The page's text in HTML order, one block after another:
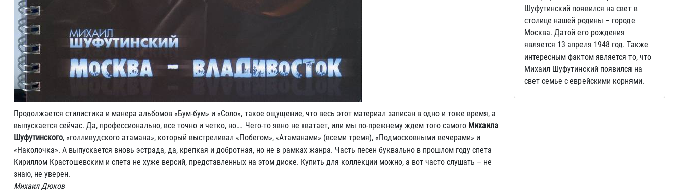
Продолжается стилистика и манера альбомов «Бум-бум» и «Соло», такое ощущение, что весь этот материал записан в одно и тоже время, а
выпускается сейчас. Да, профессионально, все точно и четко, но…. Чего-то явно не хватает, или мы по-прежнему ждем того самого Михаила
Шуфутинского, «голливудского атамана», который выстреливал «Побегом», «Атаманами» (всеми тремя), «Подмосковными вечерами» и
«Наколочка». А выпускается вновь эстрада, да, крепкая и добротная, но не в рамках жанра. Часть песен буквально в прошлом году спета
Кириллом Крастошевским и спета не хуже версий, представленных на этом диске. Купить для коллекции можно, а вот часто слушать – не
знаю, не уверен.
Михаил Дюков
Шуфутинский появился на свет в
столице нашей родины – городе
Москва. Датой его рождения
является 13 апреля 1948 год. Также
интересным фактом является то, что
Михаил Шуфутинский появился на
свет семье с еврейскими корнями.